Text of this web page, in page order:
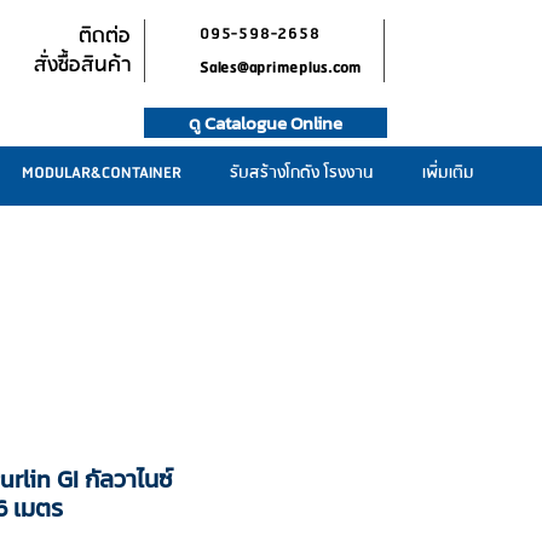
ติดต่อ
สั่งซื้อสินค้า
095-598-2658
Sales@aprimeplus.com
ดู Catalogue Online
MODULAR&CONTAINER รับสร้างโกดัง โรงงาน เพิ่มเติม
GI กัลวาไนซ์
เมตร